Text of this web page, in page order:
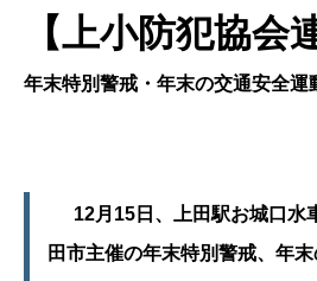
【上小防犯協会
年末特別警戒・年末の交通安全運
12月15日、上田駅お城口水
田市主催の年末特別警戒、年